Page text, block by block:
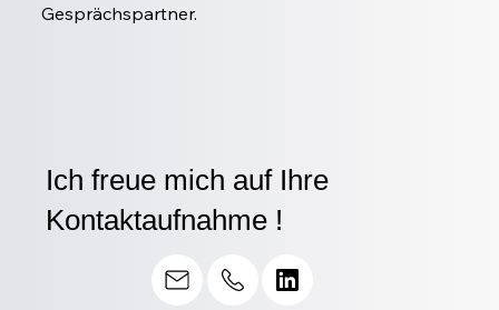
Gesprächspartner.
Ich freue mich auf Ihre
Kontaktaufnahme !